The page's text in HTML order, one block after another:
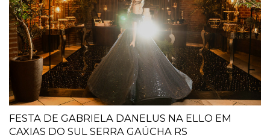
FESTA DE GABRIELA DANELUS NA ELLO EM
CAXIAS DO SUL SERRA GAÚCHA RS